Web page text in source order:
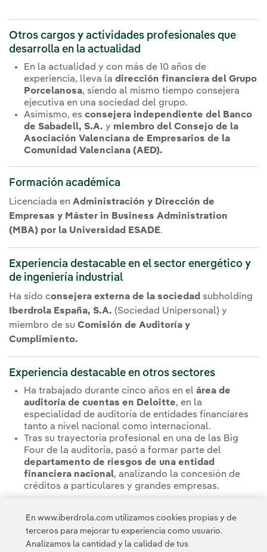
Otros cargos y actividades profesionales que
desarrolla en la actualidad
En la actualidad y con más de 10 años de
experiencia, lleva la dirección financiera del Grupo
Porcelanosa, siendo al mismo tiempo consejera
ejecutiva en una sociedad del grupo.
Asimismo, es consejera independiente del Banco
de Sabadell, S.A. y miembro del Consejo de la
Asociación Valenciana de Empresarios de la
Comunidad Valenciana (AED).
Formación académica
Licenciada en Administración y Dirección de
Empresas y Máster in Business Administration
(MBA) por la Universidad ESADE.
Experiencia destacable en el sector energético y
de ingeniería industrial
Ha sido consejera externa de la sociedad subholding
Iberdrola España, S.A. (Sociedad Unipersonal) y
miembro de su Comisión de Auditoría y
Cumplimiento.
Experiencia destacable en otros sectores
Ha trabajado durante cinco años en el área de
auditoría de cuentas en Deloitte, en la
especialidad de auditoría de entidades financiares
tanto a nivel nacional como internacional.
Tras su trayectoria profesional en una de las Big
Four de la auditoría, pasó a formar parte del
departamento de riesgos de una entidad
financiera nacional, analizando la concesión de
créditos a particulares y grandes empresas.
Ver Composición del Consejo de Administración
Ver Comisión de Nombramientos
En www.iberdrola.com utilizamos cookies propias y de
terceros para mejorar tu experiencia como usuario.
Analizamos la cantidad y la calidad de tus